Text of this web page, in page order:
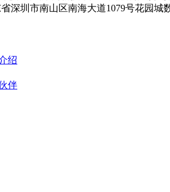
深圳市南山区南海大道1079号花园城
绍
伴